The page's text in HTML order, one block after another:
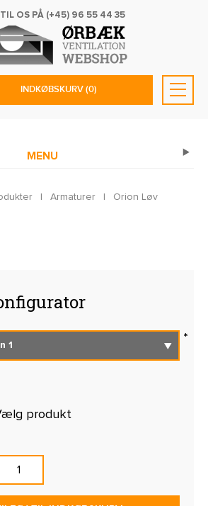
OS PÅ (+45) 96 55 44 35
INDKØBSKURV(0)
MENU
| Armaturer | Orion Løv
produkt